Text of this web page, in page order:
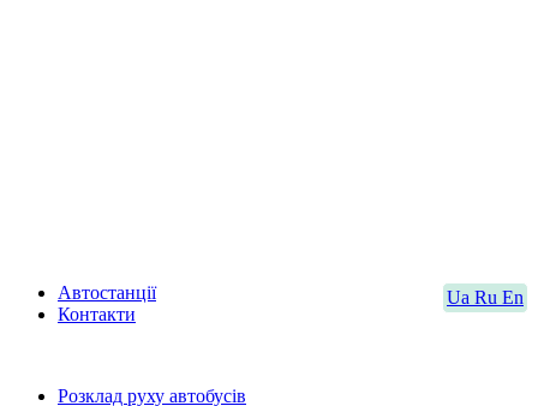
Ua Ru En
Автостанції
Контакти
Розклад руху автобусів